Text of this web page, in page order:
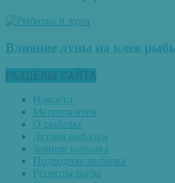
Влияние луны на клев
РАЗДЕЛЫ САЙТА
Новости
Мероприятия
О рыбалке
Летняя рыбалка
Зимняя рыбалка
Подводная рыбалка
Рецепты рыбы